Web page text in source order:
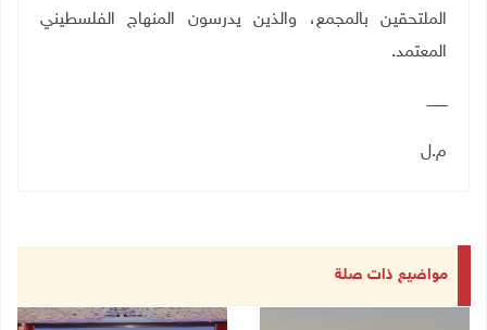
الملتحقين بالمجمع، والذين يدرسون المنهاج الفلسطيني
المعتمد.
ـــــــــ
م.ل
مواضيع ذات صلة